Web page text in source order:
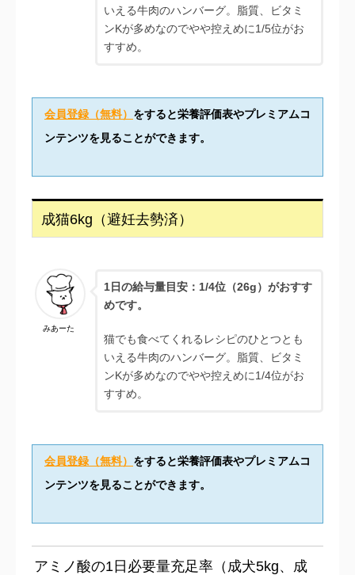
いえる牛肉のハンバーグ。脂質、ビタミ
ンKが多めなのでやや控えめに1/5位がお
すすめ。
会員登録（無料） をすると栄養評価表やプレミアムコ
ンテンツを見ることができます。
成猫6kg（避妊去勢済）
みあーた
1日の給与量目安：1/4位（26g）がおすす
めです。
猫でも食べてくれるレシピのひとつとも
いえる牛肉のハンバーグ。脂質、ビタミ
ンKが多めなのでやや控えめに1/4位がお
すすめ。
会員登録（無料） をすると栄養評価表やプレミアムコ
ンテンツを見ることができます。
アミノ酸の1日必要量充足率（成犬5kg、成